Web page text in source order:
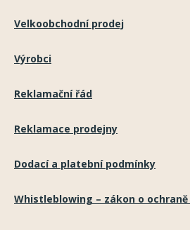
Velkoobchodní prodej
Výrobci
Reklamační řád
Reklamace prodejny
Dodací a platební podmínky
Whistleblowing – zákon o